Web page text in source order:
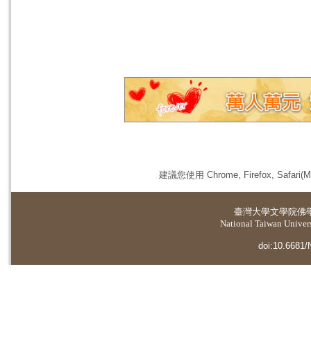
建議您使用 Chrome, Firefox,
臺灣大學文學院佛
National Taiwan
doi:10.6681/